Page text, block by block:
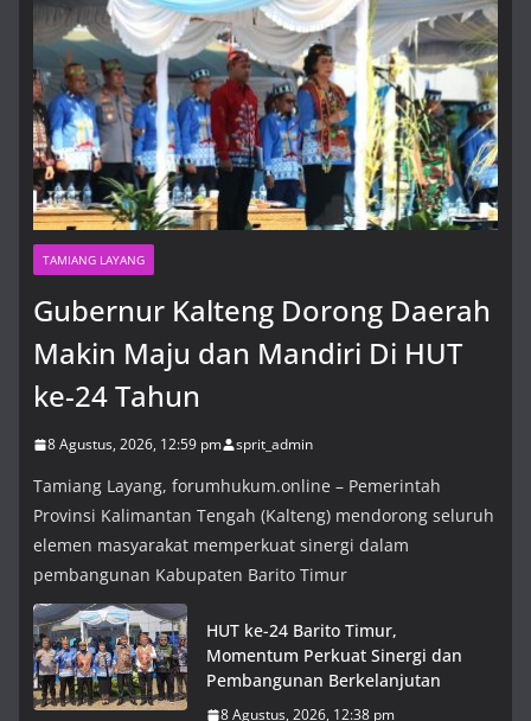
8 Agustus, 2026, 12:59 pm
TAMIANG LAYANG
Gubernur Kalteng Dorong Daerah
Makin Maju dan Mandiri Di HUT
ke-24 Tahun
8 Agustus, 2026, 12:59 pm sprit_admin
Tamiang Layang, forumhukum.online – Pemerintah
Provinsi Kalimantan Tengah (Kalteng) mendorong seluruh
elemen masyarakat memperkuat sinergi dalam
pembangunan Kabupaten Barito Timur
HUT ke-24 Barito Timur,
Momentum Perkuat Sinergi dan
Pembangunan Berkelanjutan
8 Agustus, 2026, 12:38 pm